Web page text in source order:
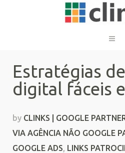
Estratégias
digital fáceis
by CLINKS | GOOGLE
VIA AGÊNCIA NÃO GOOGLE
GOOGLE ADS, LINKS